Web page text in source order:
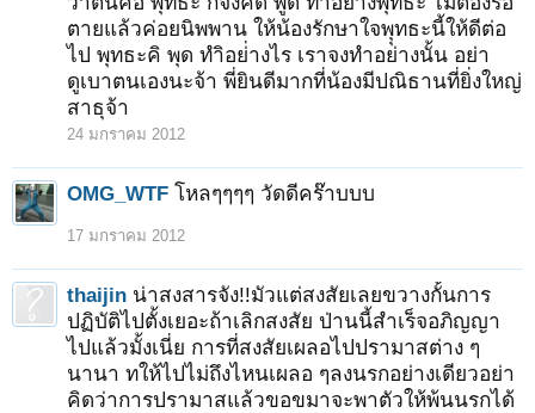
ตายแล้วค่อยนิพพาน ให้น้องรักษาใจพุุทธะนี้ให้ดีต่อ
ไป พุทธะคิ พุด ทำิอย่่างไร เราจงทำอย่างนั้น อย่า
ดูเบาตนเองนะจ้า พี่ยินดีมากที่น้องมีปณิธานที่ยิ่งใหญ่
สาธุจ้า
24 มกราคม 2012
OMG_WTF โหลๆๆๆๆ วัดดีคร๊าบบบ
17 มกราคม 2012
thaijin น่าสงสารจัง!!มัวแต่สงสัยเลยขวางกั้นการ
ปฏิบัติไปตั้งเยอะถ้าเลิกสงสัย ป่านนี้สำเร็จอภิญญา
ไปแล้วมั้งเนี่ย การที่สงสัยเผลอไปปรามาสต่าง ๆ
นานา ทให้ไปไม่ถึงไหนเผลอ ๆลงนรกอย่างเดียวอย่า
คิดว่าการปรามาสแล้วขอขมาจะพาตัวให้พ้นนรกได้